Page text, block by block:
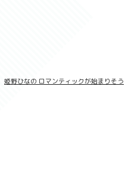
姫野ひなの ロマンティックが始まりそう